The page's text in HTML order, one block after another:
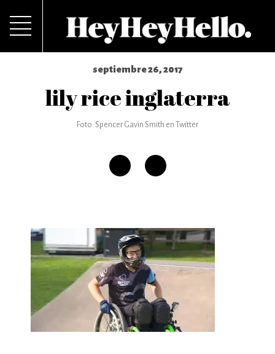
septiembre 26, 2017
lily rice inglaterra
Foto: Spencer Gavin Smith en Twitter